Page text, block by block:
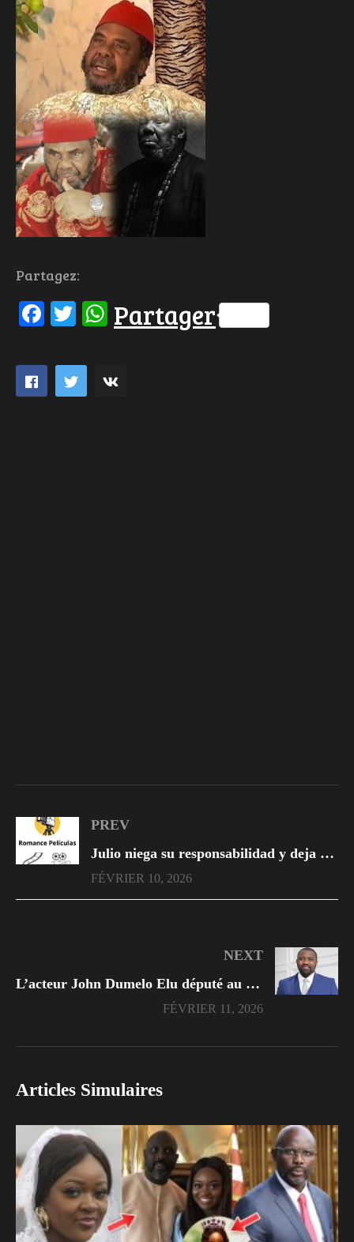
Partagez:
Facebook
Twitter
WhatsApp
Partager
PREV
Julio niega su responsabilidad y deja a Paloma sola enfrentando las consecuencias del escándalo.
FÉVRIER 10, 2026
NEXT
L’acteur John Dumelo Elu député au Ghana, Il nous dévoile les secrets derrières cette réussite
FÉVRIER 11, 2026
Articles Simulaires